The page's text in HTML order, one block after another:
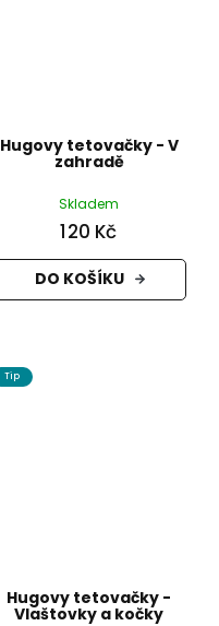
Hugovy tetovačky - V
zahradě
Skladem
120 Kč
DO KOŠÍKU
Tip
Hugovy tetovačky -
Vlaštovky a kočky